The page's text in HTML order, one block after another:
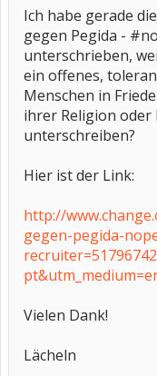
Ich habe gerade
gegen Pegida -
unterschrieben,
ein offenes,
Menschen in
ihrer Religion oder
unterschreiben?
Hier ist der Link:
http://
gegen-pegida-
Vielen Dank!
Lächeln